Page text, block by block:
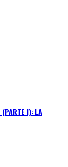
(PARTE I): LA